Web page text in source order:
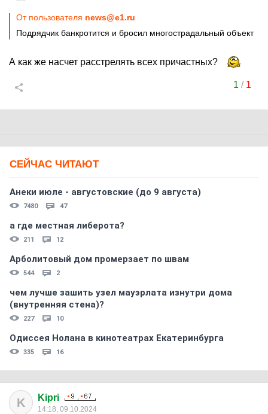
От пользователя news@e1.ru
Подрядчик банкротится и бросил многострадальный объект
А как же насчет расстрелять всех причастных?
1 / 1
СЕЙЧАС ЧИТАЮТ
Анеки июле - августовские (до 9 августа)
7480 47
а где местная либерота?
211 12
Арболитовый дом промерзает по швам
544 2
чем лучше зашить узел мауэрлата изнутри дома
(внутренняя стена)?
227 10
Одиссея Нолана в кинотеатрах Екатеринбурга
335 16
K Kipri
14:18, 09.10.2024